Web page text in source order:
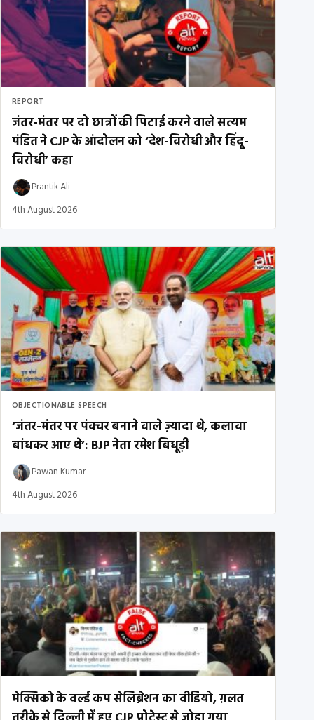
REPORT
जंतर-मंतर पर दो छात्रों की पिटाई करने वाले सत्यम
पंडित ने CJP के आंदोलन को ‘देश-विरोधी और हिंदू-
विरोधी’ कहा
Prantik Ali
4th August 2026
OBJECTIONABLE SPEECH
‘जंतर-मंतर पर पंक्चर बनाने वाले ज़्यादा थे, कलावा
बांधकर आए थे’: BJP नेता रमेश बिधूड़ी
Pawan Kumar
4th August 2026
मेक्सिको के वर्ल्ड कप सेलिब्रेशन का वीडियो, ग़लत